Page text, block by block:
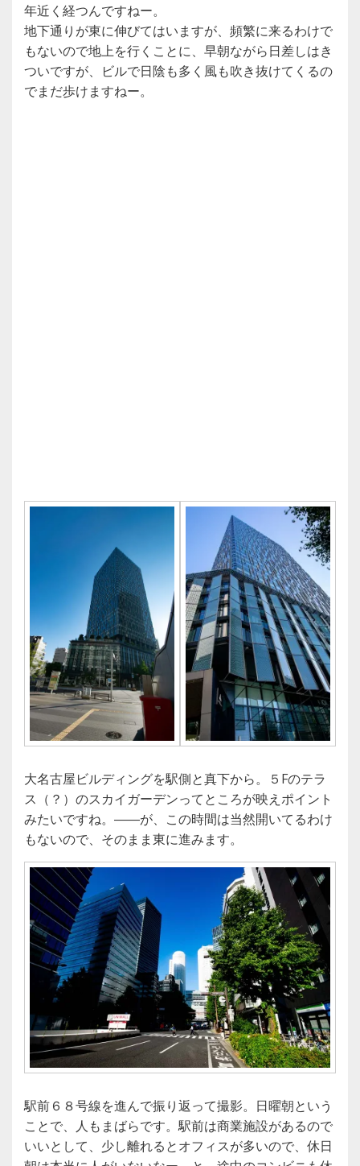
年近く経つんですねー。
地下通りが東に伸びてはいますが、頻繁に来るわけで
もないので地上を行くことに、早朝ながら日差しはき
ついですが、ビルで日陰も多く風も吹き抜けてくるの
でまだ歩けますねー。
大名古屋ビルディングを駅側と真下から。５Fのテラ
ス（？）のスカイガーデンってところが映えポイント
みたいですね。――が、この時間は当然開いてるわけ
もないので、そのまま東に進みます。
駅前６８号線を進んで振り返って撮影。日曜朝という
ことで、人もまばらです。駅前は商業施設があるので
いいとして、少し離れるとオフィスが多いので、休日